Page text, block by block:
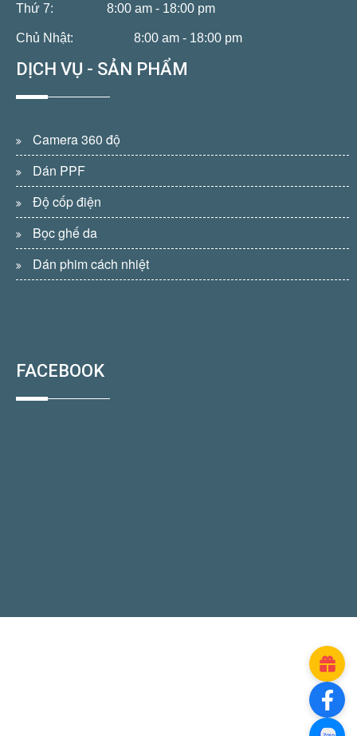
Thứ 7: 8:00 am - 18:00 pm
Chủ Nhật: 8:00 am - 18:00 pm
DỊCH VỤ - SẢN PHẨM
Camera 360 độ
Dán PPF
Độ cốp điện
Bọc ghế da
Dán phim cách nhiệt
FACEBOOK